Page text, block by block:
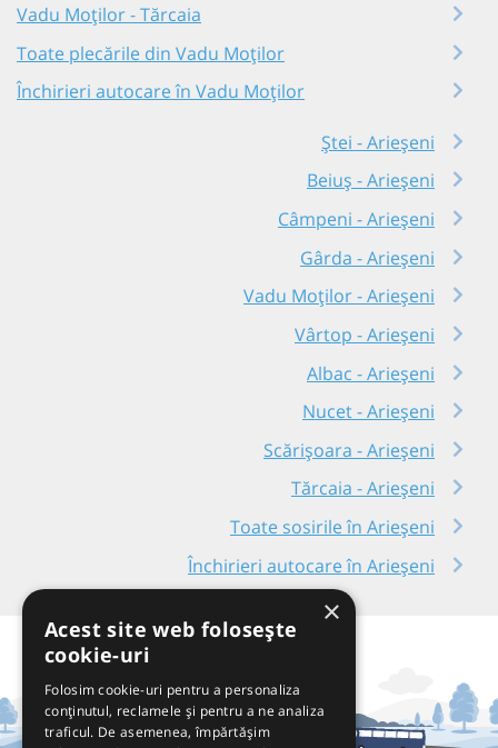
Vadu Moților - Tărcaia
Toate plecările din Vadu Moților
Închirieri autocare în Vadu Moților
Ștei - Arieșeni
Beiuș - Arieșeni
Câmpeni - Arieșeni
Gârda - Arieșeni
Vadu Moților - Arieșeni
Vârtop - Arieșeni
Albac - Arieșeni
Nucet - Arieșeni
Scărișoara - Arieșeni
Tărcaia - Arieșeni
Toate sosirile în Arieșeni
Închirieri autocare în Arieșeni
×
Acest site web folosește
cookie-uri
Folosim cookie-uri pentru a personaliza
conținutul, reclamele și pentru a ne analiza
traficul. De asemenea, împărtășim